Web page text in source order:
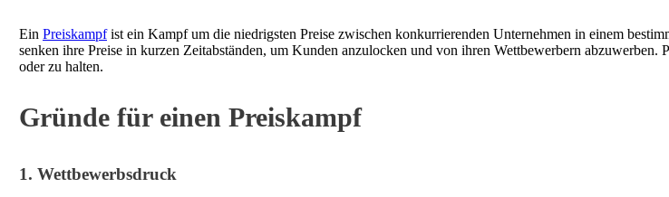
Ein Preiskampfist ein Kampf um die niedrigsten Preise zwischen konkurrierenden Unternehmen in einem
senken ihre Preise in kurzen Zeitabständen, um Kunden anzulocken und von ihren Wettbewerbern
oder zu halten.
Gründe für einen Preiskampf
1. Wettbewerbsdruck